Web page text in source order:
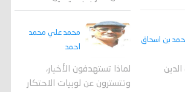
بن اسحاق
الدين
محمد علي محمد
احمد
لماذا تستهدفون الأخيار،
وتتسترون عن لوبيات الاحتكار